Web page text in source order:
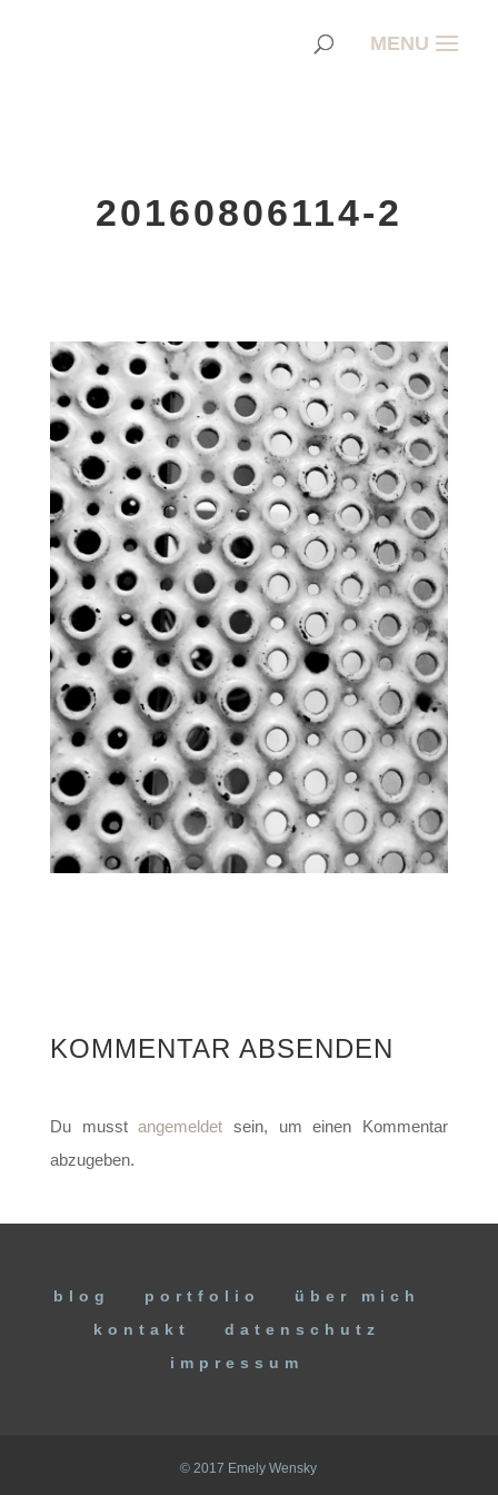
20160806114-2
KOMMENTAR ABSENDEN
Du musstangemeldet sein, um einen Kommentar
abzugeben.
blog portfolio
über mich
kontakt
datenschutz
impressum
© 2017 Emely Wensky